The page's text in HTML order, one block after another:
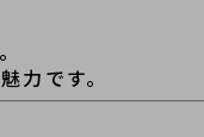
力です。